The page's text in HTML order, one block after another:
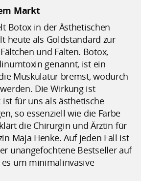
Markt
Botox in der Ästhetischen
heute als Goldstandard zur
und Falten. Botox,
genannt, ist ein
Muskulatur bremst, wodurch
Die Wirkung ist
ist für uns als ästhetische
so essenziell wie die Farbe
die Chirurgin und Ärztin für
Maja Henke. Auf jeden Fall ist
unangefochtene Bestseller auf
um minimalinvasive